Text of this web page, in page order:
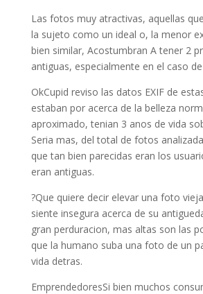
Las fotos muy atractivas, aquellas
la sujeto como un ideal o, la menor
bien similar, Acostumbran A tener 2
antiguas, especialmente en el caso
OkCupid reviso las datos EXIF de
estaban por acerca de la belleza
aproximado, tenian 3 anos de vida
Seri­a mas, del total de fotos
que tan bien parecidas eran los
eran antiguas.
?Que quiere decir elevar una foto
siente insegura acerca de su
gran perduracion, mas altas son las
que la humano suba una foto de un
vida detras.
EmprendedoresSi bien muchos